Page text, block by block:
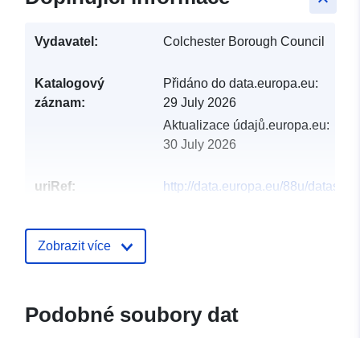
Vydavatel: Colchester Borough Council
Katalogový
záznam:
Přidáno do data.europa.eu:
29 July 2026
Aktualizace údajů.europa.eu:
30 July 2026
uriRef:
http://data.europa.eu/88u/dataset/
Zobrazit více
Podobné soubory dat